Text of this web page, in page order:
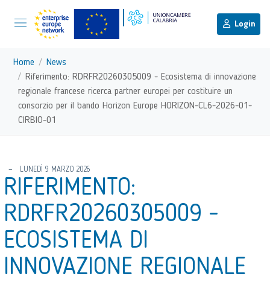
Vai ai contenuti
Login
torna al menu di scelta rapida
Menu di navigazione principale
Home
News
Riferimento: RDRFR20260305009 - Ecosistema di innovazione
regionale francese ricerca partner europei per costituire un
consorzio per il bando Horizon Europe HORIZON-CL6-2026-01-
CIRBIO-01
LUNEDÌ 9 MARZO 2026
RIFERIMENTO:
RDRFR20260305009 -
ECOSISTEMA DI
INNOVAZIONE REGIONALE